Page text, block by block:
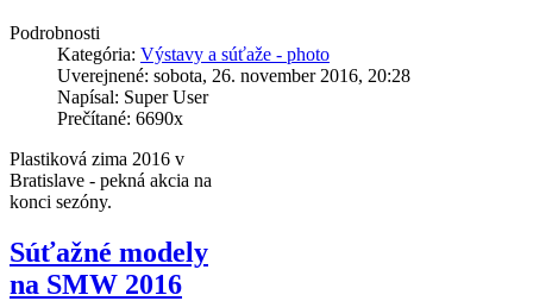
Podrobnosti
Kategória: Výstavy a súťaže - photo
Uverejnené: sobota, 26. november 2016, 20:28
Napísal: Super User
Prečítané: 6690x
Plastiková zima 2016 v
Bratislave - pekná akcia na
konci sezóny.
Súťažné modely
na SMW 2016